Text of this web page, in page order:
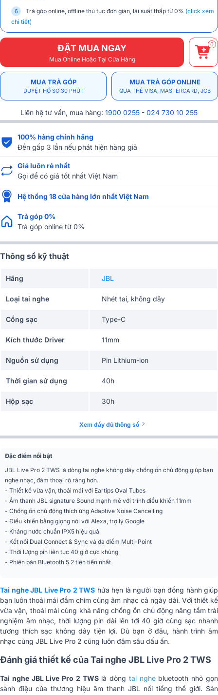
Trả góp online, offline thủ tục đơn giản, lãi suất thấp từ 0% (click xem
chi tiết)
ĐẶT MUA NGAY
Mua Online Hoặc Tại Cửa Hàng
0
MUA TRẢ GÓP
DUYỆT HỒ SƠ 30 PHÚT
MUA TRẢ GÓP ONLINE
QUA THẺ VISA, MASTERCARD, JCB
Liên hệ tư vấn, mua hàng: 1900 0255 - 024 730 10 255
100% hàng chính hãng
Đền gấp 3 lần nếu phát hiện hàng giả
Giá luôn rẻ nhất
Gọi để có giá tốt nhất Việt Nam
Hệ thống 18 cửa hàng lớn nhất Việt Nam
Trả góp 0%
Trả góp online từ 0%
Thông số kỹ thuật
Hãng JBL
Loại tai nghe Nhét tai, không dây
Cổng sạc Type-C
Kích thước Driver 11mm
Nguồn sử dụng Pin Lithium-ion
Thời gian sử dụng 40h
Hộp sạc 30h
2h
Độ nhạy(SPL)
Tần số đáp tuyến 20Hz - 20kHz
Trở kháng 16 Ω
Tiện ích
có mic đàm thoại, Chống ồn, có trợ
lý ảo
Chống nước
IPX5
Kết nối Bluetooth 5.2
Ứng dụng điều khiển
trên điện thoại
JBL Headphone
Màu sắc Đen, xanh dương, Trắng, Hồng
Chất liệu Nhựa cao cấp
Phân khúc Tiêu chuẩn
Xem đầy đủ thông số
Đặc điểm nổi bật
JBL Live Pro 2 TWS là dòng tai nghe không dây chống ồn chủ động giúp bạn
nghe nhạc, đàm thoại rõ ràng hơn.
- Thiết kế vừa vặn, thoải mái với Eartips Oval Tubes
- Âm thanh JBL signature Sound mạnh mẽ với trình điều khiển 11mm
- Chống ồn chủ động thích ứng Adaptive Noise Cancelling
- Điều khiển bằng giọng nói với Alexa, trợ lý Google
- Kháng nước chuẩn IPX5 hiệu quả
- Kết nối Dual Connect & Sync và đa điểm Multi-Point
- Thời lượng pin liên tục 40 giờ cực khủng
- Phiên bản Bluetooth 5.2 tiên tiến nhất
Tai nghe JBL Live Pro 2 TWS hứa hẹn là người bạn đồng hành giúp
bạn luôn thoải mái đắm chìm cùng âm nhạc cả ngày dài. Với thiết kế
vừa vặn, thoải mái cùng khả năng chống ồn chủ động nâng tầm trải
nghiệm âm nhạc, thời lượng pin dài lên tới 40 giờ cùng sạc nhanh
tương thích sạc không dây tiện lợi. Dù bạn ở đâu, hành trình âm
nhạc cùng JBL Live Pro 2 cũng luôn đậm sâu dấu ấn.
Đánh giá thiết kế của Tai nghe JBL Live Pro 2 TWS
Tai nghe JBL Live Pro 2 TWSlà dòng tai nghebluetooth nhỏ gọn
sành điệu của thương hiệu âm thanh JBL nổi tiếng thế giới. Sản